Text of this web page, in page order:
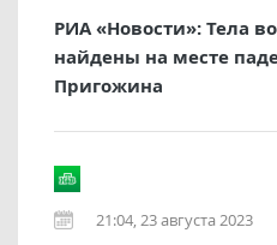
РИА «Новости»: Тела
найдены на месте
Пригожина
21:04, 23 августа 2023